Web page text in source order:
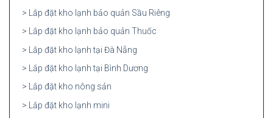
Lắp đặt kho lạnh bảo quản Sầu Riêng
Lắp đặt kho lạnh bảo quản Thuốc
Lắp đặt kho lạnh tại Đà Nẵng
Lắp đặt kho lạnh tại Bình Dương
Lắp đặt kho nông sản
Lắp đặt kho lạnh mini